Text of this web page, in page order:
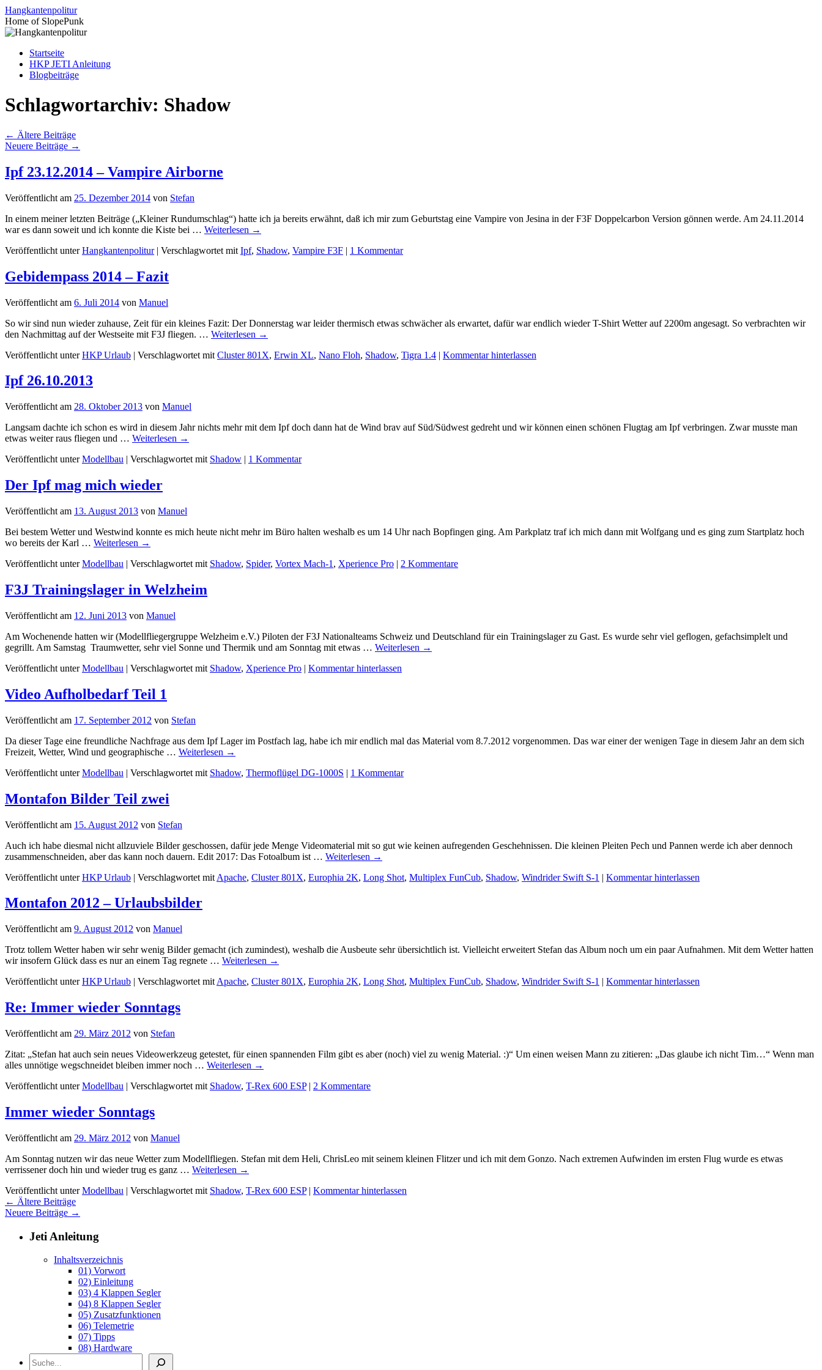
Zum
Inhalt
springen
Hangkantenpolitur
Home of SlopePunk
Startseite
HKP JETI Anleitung
Blogbeiträge
Schlagwortarchiv: Shadow
← Ältere Beiträge
Neuere Beiträge →
Ipf 23.12.2014 – Vampire Airborne
Veröffentlicht am 25. Dezember 2014 von Stefan
In einem meiner letzten Beiträge („Kleiner Rundumschlag“) hatte ich ja bereits erwähnt, daß ich mir zum Geburtstag eine Vampire von Jesina in der F3F Doppelcarbon Version gönnen werde. Am 24.11.2014
war es dann soweit und ich konnte die Kiste bei … Weiterlesen →
Veröffentlicht unter Hangkantenpolitur | Verschlagwortet mit Ipf, Shadow, Vampire F3F | 1 Kommentar
Gebidempass 2014 – Fazit
Veröffentlicht am 6. Juli 2014 von Manuel
So wir sind nun wieder zuhause, Zeit für ein kleines Fazit: Der Donnerstag war leider thermisch etwas schwächer als erwartet, dafür war endlich wieder T-Shirt Wetter auf 2200m angesagt. So verbrachten wir
den Nachmittag auf der Westseite mit F3J fliegen. … Weiterlesen →
Veröffentlicht unter HKP Urlaub | Verschlagwortet mit Cluster 801X, Erwin XL, Nano Floh, Shadow, Tigra 1.4 | Kommentar hinterlassen
Ipf 26.10.2013
Veröffentlicht am 28. Oktober 2013 von Manuel
Langsam dachte ich schon es wird in diesem Jahr nichts mehr mit dem Ipf doch dann hat de Wind brav auf Süd/Südwest gedreht und wir können einen schönen Flugtag am Ipf verbringen. Zwar musste man
etwas weiter raus fliegen und … Weiterlesen →
Veröffentlicht unter Modellbau | Verschlagwortet mit Shadow | 1 Kommentar
Der Ipf mag mich wieder
Veröffentlicht am 13. August 2013 von Manuel
Bei bestem Wetter und Westwind konnte es mich heute nicht mehr im Büro halten weshalb es um 14 Uhr nach Bopfingen ging. Am Parkplatz traf ich mich dann mit Wolfgang und es ging zum Startplatz hoch
wo bereits der Karl … Weiterlesen →
Veröffentlicht unter Modellbau | Verschlagwortet mit Shadow, Spider, Vortex Mach-1 , Xperience Pro | 2 Kommentare
F3J Trainingslager in Welzheim
Veröffentlicht am 12. Juni 2013 von Manuel
Am Wochenende hatten wir (Modellfliegergruppe Welzheim e.V.) Piloten der F3J Nationalteams Schweiz und Deutschland für ein Trainingslager zu Gast. Es wurde sehr viel geflogen, gefachsimplelt und
gegrillt. Am Samstag Traumwetter, sehr viel Sonne und Thermik und am Sonntag mit etwas … Weiterlesen →
Veröffentlicht unter Modellbau | Verschlagwortet mit Shadow, Xperience Pro | Kommentar hinterlassen
Video Aufholbedarf Teil 1
Veröffentlicht am 17. September 2012 von Stefan
Da dieser Tage eine freundliche Nachfrage aus dem Ipf Lager im Postfach lag, habe ich mir endlich mal das Material vom 8.7.2012 vorgenommen. Das war einer der wenigen Tage in diesem Jahr an dem sich
Freizeit, Wetter, Wind und geographische … Weiterlesen →
Veröffentlicht unter Modellbau | Verschlagwortet mit Shadow, Thermoflügel DG-1000S | 1 Kommentar
Montafon Bilder Teil zwei
Veröffentlicht am 15. August 2012 von Stefan
Auch ich habe diesmal nicht allzuviele Bilder geschossen, dafür jede Menge Videomaterial mit so gut wie keinen aufregenden Geschehnissen. Die kleinen Pleiten Pech und Pannen werde ich aber dennoch
zusammenschneiden, aber das kann noch dauern. Edit 2017: Das Fotoalbum ist … Weiterlesen →
Veröffentlicht unter HKP Urlaub | Verschlagwortet mit Apache, Cluster 801X, Europhia 2K, Long Shot, Multiplex FunCub, Shadow, Windrider Swift S-1 | Kommentar hinterlassen
Montafon 2012 – Urlaubsbilder
Veröffentlicht am 9. August 2012 von Manuel
Trotz tollem Wetter haben wir sehr wenig Bilder gemacht (ich zumindest), weshalb die Ausbeute sehr übersichtlich ist. Vielleicht erweitert Stefan das Album noch um ein paar Aufnahmen. Mit dem Wetter hatten
wir insofern Glück dass es nur an einem Tag regnete … Weiterlesen →
Veröffentlicht unter HKP Urlaub | Verschlagwortet mit Apache, Cluster 801X, Europhia 2K, Long Shot, Multiplex FunCub, Shadow, Windrider Swift S-1 | Kommentar hinterlassen
Re: Immer wieder Sonntags
Veröffentlicht am 29. März 2012 von Stefan
Zitat: „Stefan hat auch sein neues Videowerkzeug getestet, für einen spannenden Film gibt es aber (noch) viel zu wenig Material. :)“ Um einen weisen Mann zu zitieren: „Das glaube ich nicht Tim…“ Wenn man
alles unnötige wegschneidet bleiben immer noch … Weiterlesen →
Veröffentlicht unter Modellbau | Verschlagwortet mit Shadow, T-Rex 600 ESP | 2 Kommentare
Immer wieder Sonntags
Veröffentlicht am 29. März 2012 von Manuel
Am Sonntag nutzen wir das neue Wetter zum Modellfliegen. Stefan mit dem Heli, ChrisLeo mit seinem kleinen Flitzer und ich mit dem Gonzo. Nach extremen Aufwinden im ersten Flug wurde es etwas
verrissener doch hin und wieder trug es ganz … Weiterlesen →
Veröffentlicht unter Modellbau | Verschlagwortet mit Shadow, T-Rex 600 ESP | Kommentar hinterlassen
← Ältere Beiträge
Neuere Beiträge →
Jeti Anleitung
Inhaltsverzeichnis
01) Vorwort
02) Einleitung
03) 4 Klappen Segler
04) 8 Klappen Segler
05) Zusatzfunktionen
06) Telemetrie
07) Tipps
08) Hardware
Archiv